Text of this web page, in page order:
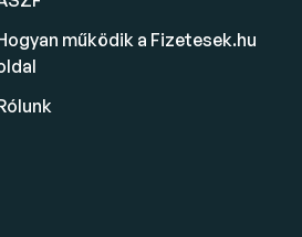
működik a Fizetesek.hu